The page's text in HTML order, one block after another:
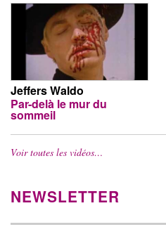
Jeffers Waldo
Par-delà le mur du
sommeil
Voir toutes les vidéos…
NEWSLETTER